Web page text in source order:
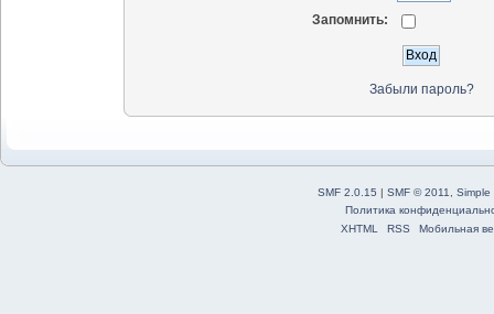
Запомнить:
Забыли пароль?
SMF 2.0.15 | SMF © 2011
Simple
Политика
XHTML
RSS Мобильная